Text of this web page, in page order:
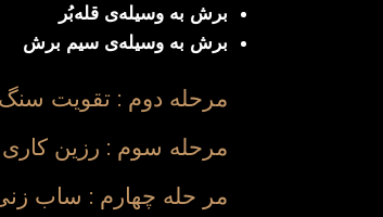
برش به وسیله‌ی قله‌بُر
برش به وسیله‌ی سیم برش
مرحله دوم : تقویت سنگ
مرحله سوم : رزین
مر حله چهارم : ساب